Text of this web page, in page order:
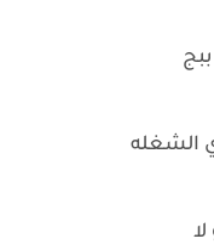
الشغله